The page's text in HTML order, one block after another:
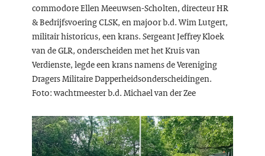
commodore Ellen Meeuwsen-Scholten, directeur HR
& Bedrijfsvoering CLSK, en majoor b.d. Wim Lutgert,
militair historicus, een krans. Sergeant Jeffrey Kloek
van de GLR, onderscheiden met het Kruis van
Verdienste, legde een krans namens de Vereniging
Dragers Militaire Dapperheidsonderscheidingen.
Foto: wachtmeester b.d. Michael van der Zee